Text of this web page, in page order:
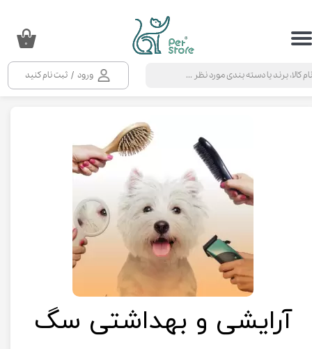
ورود / ثبت نام کنید
حساب کاربری من
۰
آرایشی و بهداشتی سگ